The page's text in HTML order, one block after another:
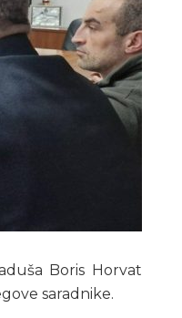
Boris Horvat
saradnike.